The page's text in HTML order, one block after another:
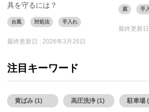
具を守るには？
台風 対処法 手入れ
最終更新日 : 2026年3月26日
庭 手
最終更新
注目キーワード
黄ばみ (1) 高圧洗浄 (1) 駐車場